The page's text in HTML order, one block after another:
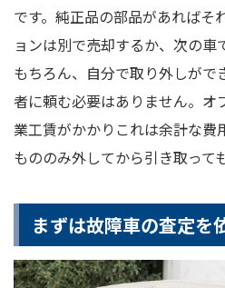
です。純正品の部品があればそ
ョンは別で売却するか、次の車
もちろん、自分で取り外しが
者に頼む必要はありません。オ
業工賃がかかりこれは余計な費
もののみ外してから引き取って
まずは故障車の査定を